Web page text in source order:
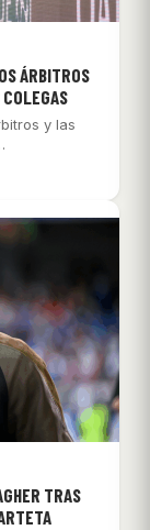
ÁRBITROS
y las
TRAS